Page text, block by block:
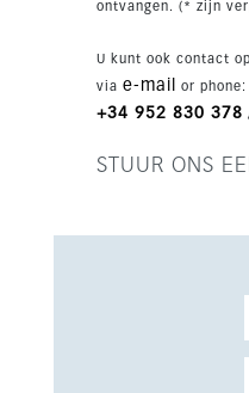
auto’s zorgt voor extra gemak.
ingerichte keuken,
vloerverwarming
airconditioning,
speelkamer en een
Marbella is dit een
uitzonderlijk luxe
ontvangen. (* zijn
U kunt ook contact
via e-mail or phone:
+34 952 830 378
STUUR ONS